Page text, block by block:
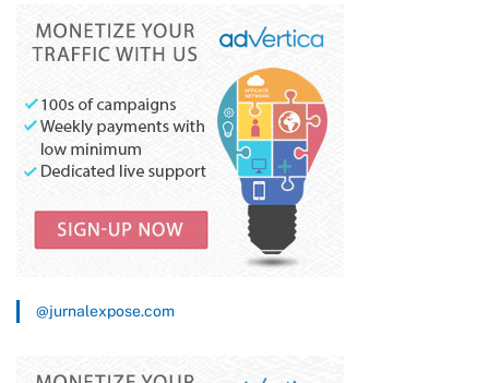
@jurnalexpose.com